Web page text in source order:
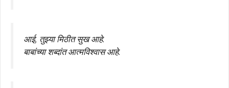
आई, तुझ्या मिठीत सुख आहे.
बाबांच्या शब्दांत आत्मविश्वास आहे.